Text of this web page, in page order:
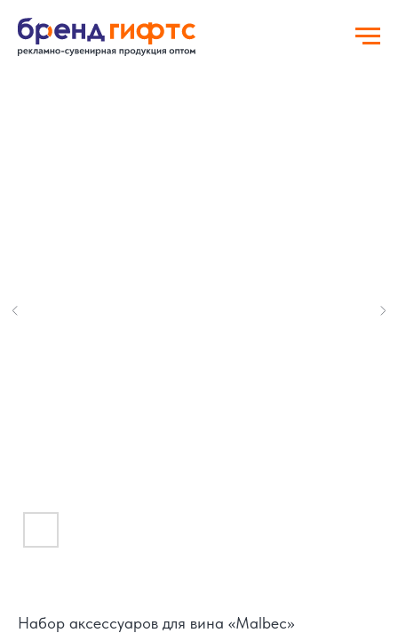
Набор аксессуаров для вина «Malbec»